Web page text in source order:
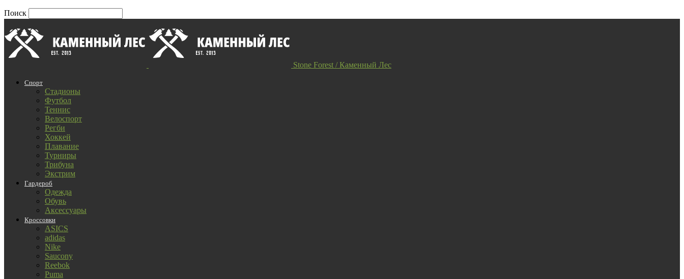
Поиск
Stone Forest / Каменный Лес
Спорт
Стадионы
Футбол
Теннис
Велоспорт
Регби
Хоккей
Плавание
Турниры
Трибуна
Экстрим
Гардероб
Одежда
Обувь
Аксессуары
Кроссовки
ASICS
adidas
Nike
Saucony
Reebok
Puma